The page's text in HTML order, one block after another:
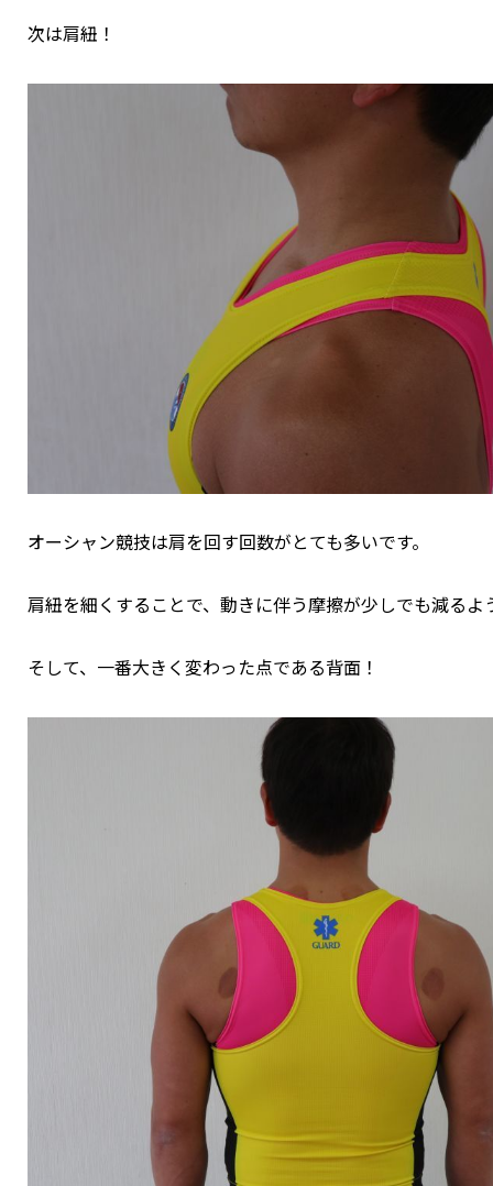
次は肩紐！
オーシャン競技は肩を回す回数がとても多いです。
肩紐を細くすることで、動きに伴う摩擦が少しでも減るよ
そして、一番大きく変わった点である背面！